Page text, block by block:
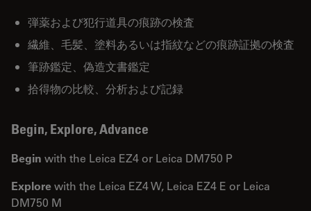
弾薬および犯行道具の痕跡の検査
繊維、毛髪、塗料あるいは指紋などの痕跡証拠の検査
筆跡鑑定、偽造文書鑑定
拾得物の比較、分析および記録
Begin, Explore, Advance
Begin with the Leica EZ4 or Leica DM750 P
Explorewith the Leica EZ4 W, Leica EZ4 E or Leica
DM750 M